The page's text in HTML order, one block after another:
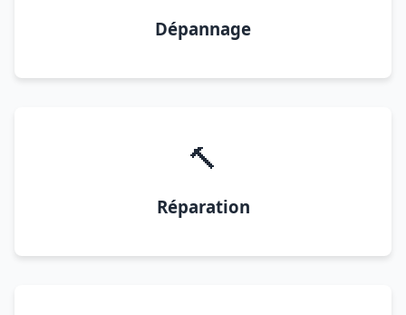
Dépannage
🔨
Réparation